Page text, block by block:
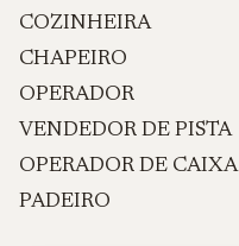
COZINHEIRA
CHAPEIRO
OPERADOR
VENDEDOR DE PISTA
OPERADOR DE CAIXA
PADEIRO